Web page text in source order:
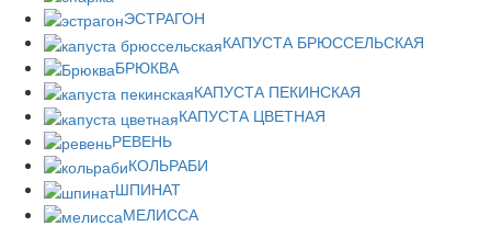
ЭСТРАГОН
КАПУСТА БРЮССЕЛЬСКАЯ
БРЮКВА
КАПУСТА ПЕКИНСКАЯ
КАПУСТА ЦВЕТНАЯ
РЕВЕНЬ
КОЛЬРАБИ
ШПИНАТ
МЕЛИССА